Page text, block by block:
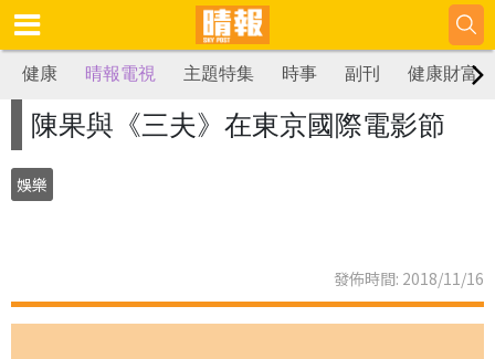
健康 晴報電視 主題特集 時事 副刊 健康財富
陳果與《三夫》在東京國際電影節
娛樂
發佈時間: 2018/11/16